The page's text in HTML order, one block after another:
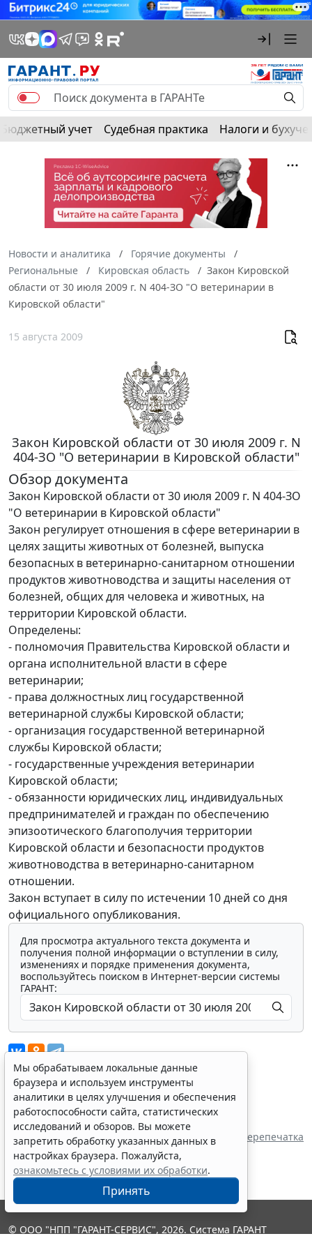
Бюджетный учет Судебная практика Налоги и
Новости и аналитика
Горячие документы
Региональные
Кировская область
Закон Кировской
области от 30 июля 2009 г. N 404-ЗО "О ветеринарии в
Кировской области"
15 августа 2009
Закон Кировской области от 30 июля 2009 г. N
404-ЗО "О ветеринарии в Кировской области"
Обзор документа
Закон Кировской области от 30 июля 2009 г. N 404-ЗО
"О ветеринарии в Кировской области"
Закон регулирует отношения в сфере ветеринарии в
целях защиты животных от болезней, выпуска
безопасных в ветеринарно-санитарном отношении
продуктов животноводства и защиты населения от
болезней, общих для человека и животных, на
территории Кировской области.
Определены:
- полномочия Правительства Кировской области и
органа исполнительной власти в сфере
ветеринарии;
- права должностных лиц государственной
ветеринарной службы Кировской области;
- организация государственной ветеринарной
службы Кировской области;
- государственные учреждения ветеринарии
Кировской области;
- обязанности юридических лиц, индивидуальных
предпринимателей и граждан по обеспечению
эпизоотического благополучия территории
Кировской области и безопасности продуктов
животноводства в ветеринарно-санитарном
отношении.
Закон вступает в силу по истечении 10 дней со дня
официального опубликования.
Для просмотра актуального текста документа и
получения полной информации о вступлении в силу,
изменениях и порядке применения документа,
воспользуйтесь поиском в Интернет-версии системы
ГАРАНТ:
Показать все материалы
Источник:
Законодательное Собрание Кировской области
Перепечатка
Мы обрабатываем локальные данные
браузера и используем инструменты
аналитики в целях улучшения и обеспечения
работоспособности сайта, статистических
исследований и обзоров. Вы можете
запретить обработку указанных данных в
настройках браузера. Пожалуйста,
ознакомьтесь с условиями их обработки.
Принять
© ООО "НПП "ГАРАНТ-СЕРВИС", 2026. Система ГАРАНТ